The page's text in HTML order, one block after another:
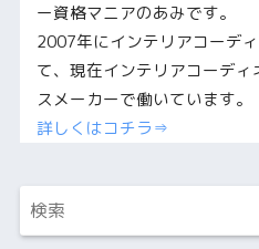
ー資格マニアのあみです。
2007年にインテリアコーデ
て、現在インテリアコーデ
スメーカーで働いています。
詳しくはコチラ⇒